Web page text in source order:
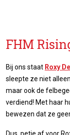
FHM
Bij ons staat Roxy
sleepte ze niet
maar ook de
verdiend! Met haar
bewezen dat ze